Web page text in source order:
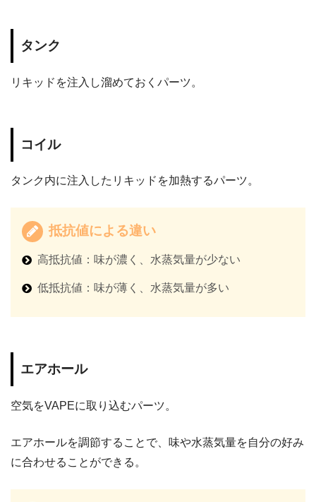
タンク
リキッドを注入し溜めておくパーツ。
コイル
タンク内に注入したリキッドを加熱するパーツ。
抵抗値による違い
高抵抗値：味が濃く、水蒸気量が少ない
低抵抗値：味が薄く、水蒸気量が多い
エアホール
空気をVAPEに取り込むパーツ。
エアホールを調節することで、味や水蒸気量を自分の好み
に合わせることができる。